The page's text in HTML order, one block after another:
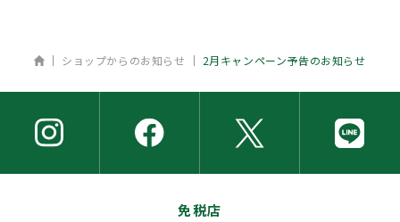
ホーム
ショップからのお知らせ 2月キャンペーン予告のお知らせ
免税店